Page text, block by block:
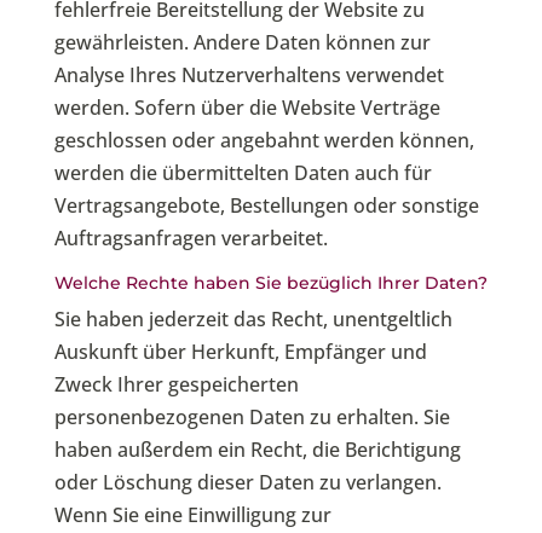
fehlerfreie Bereitstellung der Website zu
gewährleisten. Andere Daten können zur
Analyse Ihres Nutzerverhaltens verwendet
werden. Sofern über die Website Verträge
geschlossen oder angebahnt werden können,
werden die übermittelten Daten auch für
Vertragsangebote, Bestellungen oder sonstige
Auftragsanfragen verarbeitet.
Welche Rechte haben Sie bezüglich Ihrer Daten?
Sie haben jederzeit das Recht, unentgeltlich
Auskunft über Herkunft, Empfänger und
Zweck Ihrer gespeicherten
personenbezogenen Daten zu erhalten. Sie
haben außerdem ein Recht, die Berichtigung
oder Löschung dieser Daten zu verlangen.
Wenn Sie eine Einwilligung zur